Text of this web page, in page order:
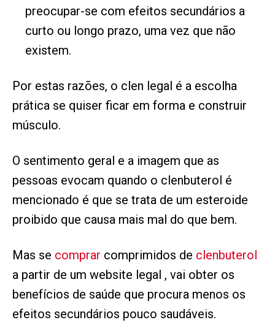
preocupar-se com efeitos secundários a
curto ou longo prazo, uma vez que não
existem.
Por estas razões, o clen legal é a escolha
prática se quiser ficar em forma e construir
músculo.
O sentimento geral e a imagem que as
pessoas evocam quando o clenbuterol é
mencionado é que se trata de um esteroide
proibido que causa mais mal do que bem.
Mas se comprar comprimidos de clenbuterol
a partir de um website legal , vai obter os
benefícios de saúde que procura menos os
efeitos secundários pouco saudáveis.